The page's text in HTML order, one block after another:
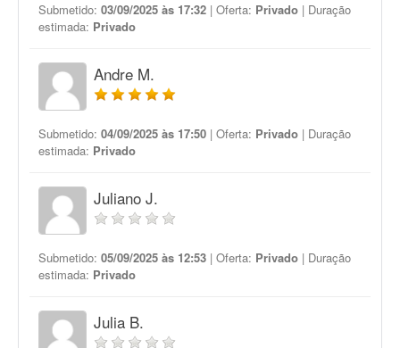
Submetido: 03/09/2025 às 17:32 | Oferta: Privado | Duração
estimada: Privado
Andre M.
Submetido: 04/09/2025 às 17:50 | Oferta: Privado | Duração
estimada: Privado
Juliano J.
Submetido: 05/09/2025 às 12:53 | Oferta: Privado | Duração
estimada: Privado
Julia B.